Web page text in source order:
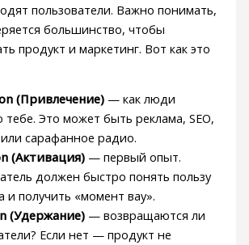
пользователи. Важно понимать,
большинство, чтобы
продукт и маркетинг. Вот как это
(Привлечение)— как люди
тебе. Это может быть реклама, SEO,
сарафанное радио.
(Активация)— первый опыт.
должен быстро понять пользу
и получить «момент вау».
(Удержание)— возвращаются ли
Если нет — продукт не